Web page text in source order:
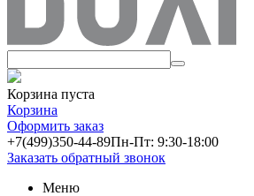
Корзина пуста
Корзина
Оформить заказ
+7(499)350-44-89Пн-Пт: 9:30-18:00
Заказать обратный звонок
Меню